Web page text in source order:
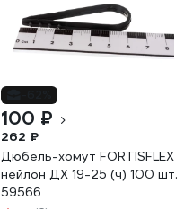
100 ₽
262 ₽
Дюбель-хомут FORTISFLEX
нейлон ДХ 19-25 (ч) 100 шт.
59566